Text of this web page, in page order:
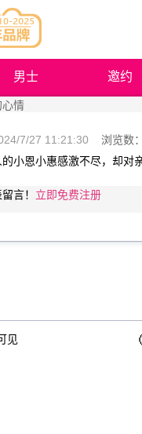
男士 邀约
情
7/27 11:21:30 浏览数
小恩小惠感激不尽，却对
言！ 立即免费注册
见